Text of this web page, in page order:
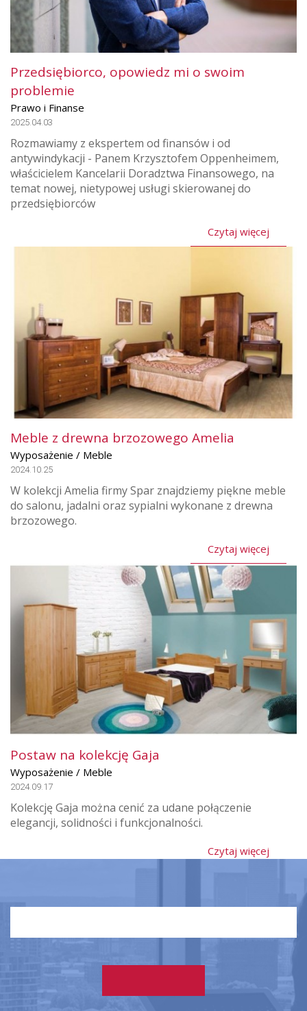
Przedsiębiorco, opowiedz mi o swoim
problemie
Prawo i Finanse
2025.04.03
Rozmawiamy z ekspertem od finansów i od
antywindykacji - Panem Krzysztofem Oppenheimem,
właścicielem Kancelarii Doradztwa Finansowego, na
temat nowej, nietypowej usługi skierowanej do
przedsiębiorców
Czytaj więcej
Meble z drewna brzozowego Amelia
Wyposażenie / Meble
2024.10.25
W kolekcji Amelia firmy Spar znajdziemy piękne meble
do salonu, jadalni oraz sypialni wykonane z drewna
brzozowego.
Czytaj więcej
Postaw na kolekcję Gaja
Wyposażenie / Meble
2024.09.17
Kolekcję Gaja można cenić za udane połączenie
elegancji, solidności i funkcjonalności.
Czytaj więcej